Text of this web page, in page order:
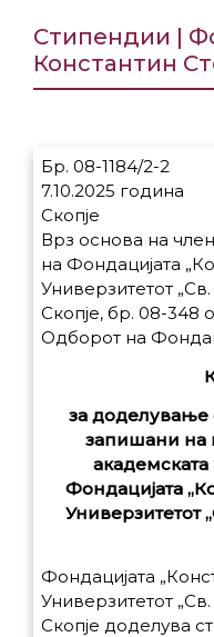
Стипендии |
Константин
Бр. 08-1184/2-2
7.10.2025 година
Скопје
Врз основа на
на Фондацијата
Универзитетот
Скопје, бр. 08-348
Одборот на
за доделување
запишани на
Фондацијата
Универзитетот
Фондацијата
Универзитетот
Скопје доделува